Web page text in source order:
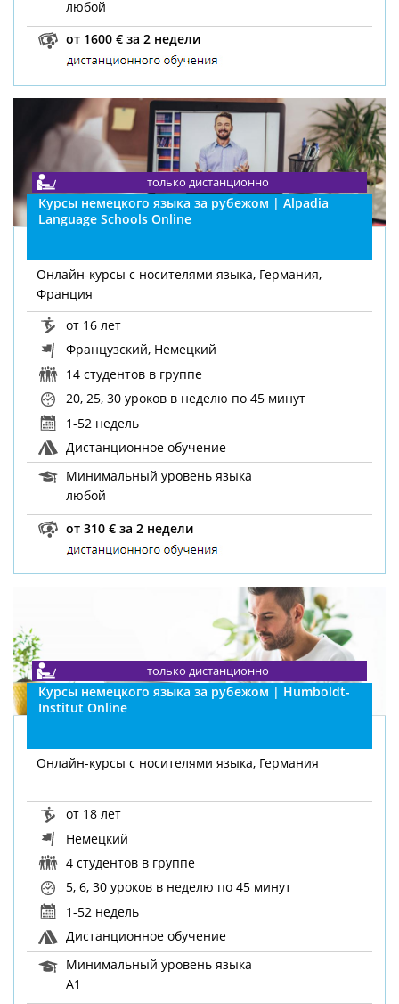
любой
от 1600 € за 2 недели
Курсы немецкого языка за рубежом | Alpadia
Language Schools Online
только дистанционно
Онлайн-курсы с носителями языка, Германия,
Франция
от 16 лет
Французский, Немецкий
14 студентов в группе
20, 25, 30 уроков в неделю по 45 минут
1-52 недель
Дистанционное обучение
Минимальный уровень языка
любой
от 310 € за 2 недели
Курсы немецкого языка за рубежом | Humboldt-
Institut Online
только дистанционно
Онлайн-курсы с носителями языка, Германия
от 18 лет
Немецкий
4 студентов в группе
5, 6, 30 уроков в неделю по 45 минут
1-52 недель
Дистанционное обучение
Минимальный уровень языка
A1